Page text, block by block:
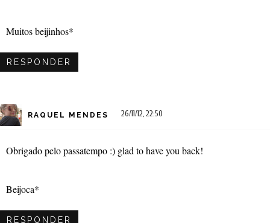
Muitos beijinhos*
RESPONDER
RAQUEL MENDES 26/11/12, 22:50
Obrigado pelo passatempo :) glad to have you back!
Beijoca*
RESPONDER